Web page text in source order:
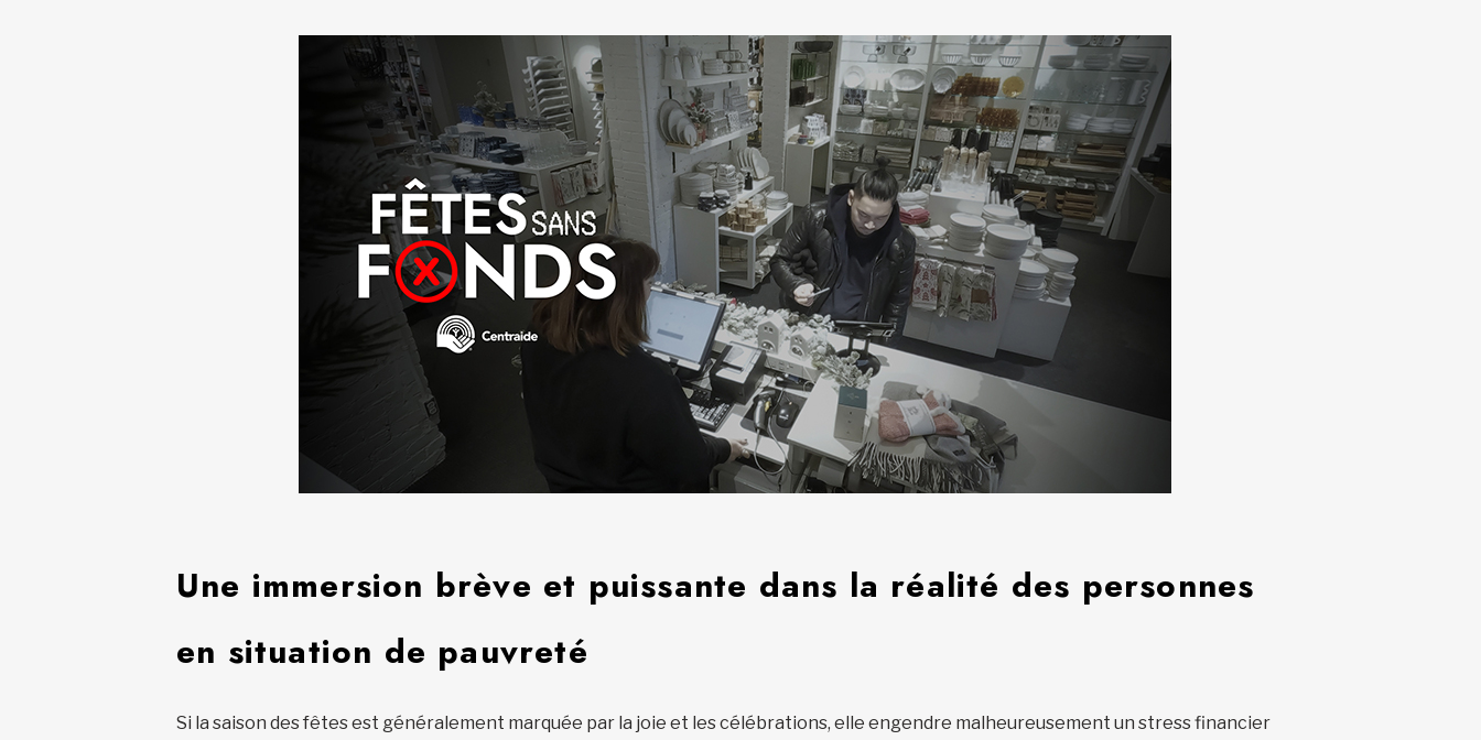
Une immersion brève et puissante dans la réalité des personnes
en situation de pauvreté
Si la saison des fêtes est généralement marquée par la joie et les célébrations, elle engendre malheureusement un stress financier